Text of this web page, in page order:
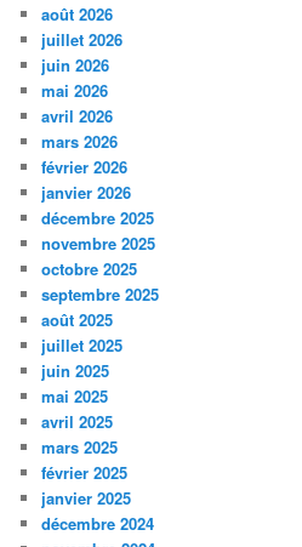
août 2026
juillet 2026
juin 2026
mai 2026
avril 2026
mars 2026
février 2026
janvier 2026
décembre 2025
novembre 2025
octobre 2025
septembre 2025
août 2025
juillet 2025
juin 2025
mai 2025
avril 2025
mars 2025
février 2025
janvier 2025
décembre 2024